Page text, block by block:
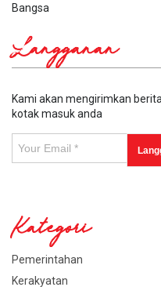
Bangsa
Langganan
Kami akan mengirimkan
kotak masuk anda
Kategori
Pemerintahan
Kerakyatan